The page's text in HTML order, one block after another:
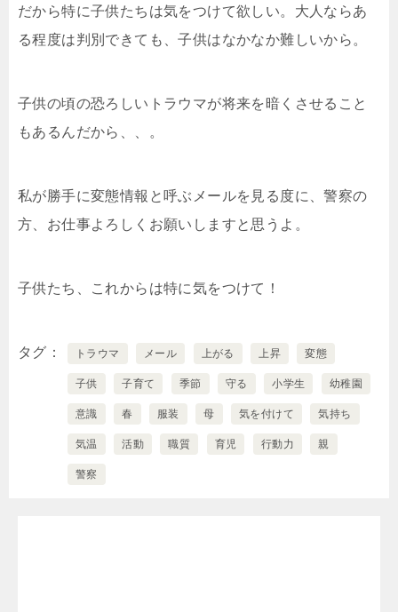
だから特に子供たちは気をつけて欲しい。大人ならあ
る程度は判別できても、子供はなかなか難しいから。
子供の頃の恐ろしいトラウマが将来を暗くさせること
もあるんだから、、。
私が勝手に変態情報と呼ぶメールを見る度に、警察の
方、お仕事よろしくお願いしますと思うよ。
子供たち、これからは特に気をつけて！
タグ トラウマ メール 上がる 上昇 変態
子供 子育て 季節 守る 小学生 幼稚園
意識 春 服装 母 気を付けて 気持ち
気温 活動 職質 育児 行動力 親
警察